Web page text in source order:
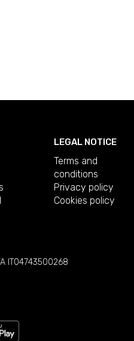
LEGAL NOTICE
Terms and
conditions
Privacy policy
Cookies policy
IT04743500268